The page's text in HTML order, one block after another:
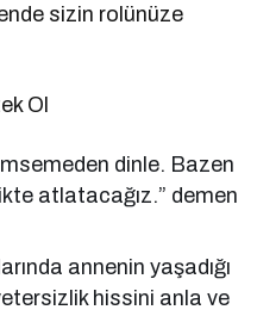
sizin rolünüze
Ol
dinle. Bazen
atlatacağız.” demen
annenin yaşadığı
hissini anla ve